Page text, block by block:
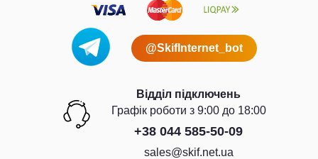
@SkifInternet_bot
Відділ підключень
Графiк роботи з 9:00 до 18:00
+38 044 585-50-09
sales@skif.net.ua